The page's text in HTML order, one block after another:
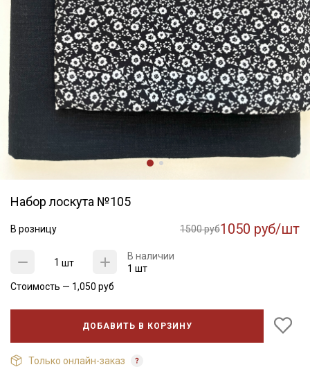
Набор лоскута №105
В розницу 1500 руб1050 руб/шт
шт
В наличии
1 шт
Стоимость — 1,050 руб
ДОБАВИТЬ В КОРЗИНУ
Только онлайн-заказ